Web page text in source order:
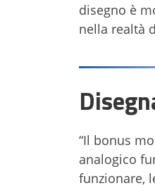
disegno è
nella realtà
“Il bonus
analogico
funzionare,